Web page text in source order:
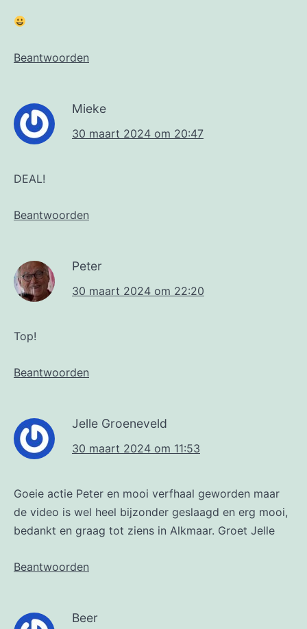
Beantwoorden
Mieke
30 maart 2024 om 20:47
DEAL!
Beantwoorden
Peter
30 maart 2024 om 22:20
Top!
Beantwoorden
Jelle Groeneveld
30 maart 2024 om 11:53
Goeie actie Peter en mooi verfhaal geworden maar
de video is wel heel bijzonder geslaagd en erg mooi,
bedankt en graag tot ziens in Alkmaar. Groet Jelle
Beantwoorden
Beer